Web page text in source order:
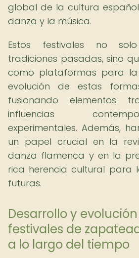
global de la cultura
danza y la música.
Estos festivales no
tradiciones pasadas, sino
como plataformas para la
evolución de estas
fusionando elementos
influencias
experimentales. Además,
un papel crucial en la
danza flamenca y en la
rica herencia cultural para
futuras.
Desarrollo y
festivales de
a lo largo del tiempo